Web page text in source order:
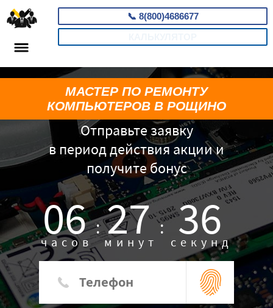
📞 8(800)4686677
Отправьте заявку
в период действия акции и
получите бонус
06 :
часов 27 :
минут 35
секунд
МАСТЕР ПО РЕМОНТУ
КОМПЬЮТЕРОВ В РОЩИНО